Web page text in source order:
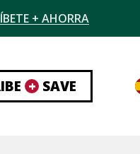
+ AHORRA
+ SAVE